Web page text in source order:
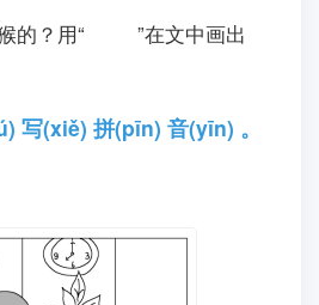
的？用“
”在文中画出
写(xiě) 拼(pīn) 音(yīn) 。